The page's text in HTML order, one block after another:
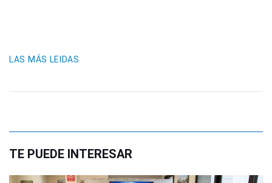
LAS MÁS LEIDAS
TE PUEDE INTERESAR